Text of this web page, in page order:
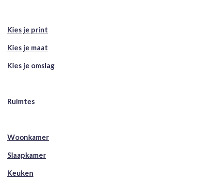
Kies je print
Kies je maat
Kies je omslag
Ruimtes
Woonkamer
Slaapkamer
Keuken